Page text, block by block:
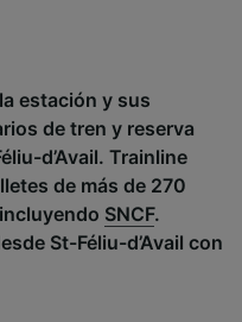
estación y sus
de tren y reserva
d’Avail. Trainline
de más de 270
SNCF.
St-Féliu-d’Avail con